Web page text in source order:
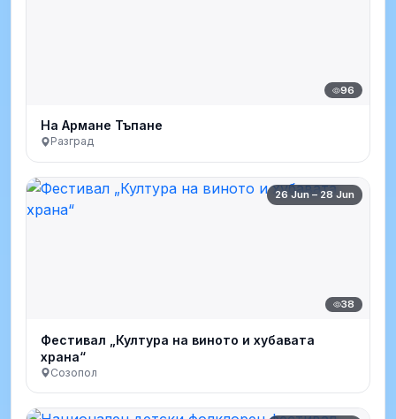
96
На Армане Тъпане
Разград
26 Jun – 28 Jun
38
Фестивал „Култура на виното и хубавата
храна“
Созопол